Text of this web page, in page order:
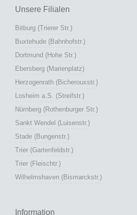
Unsere Filialen
Bitburg (Trierer Str.)
Buxtehude (Bahnhofstr.)
Dortmund (Hohe Str.)
Ebersberg (Marienplatz)
Herzogenrath (Bicherouxstr.)
Losheim a.S. (Streifstr.)
Nürnberg (Rothenburger Str.)
Sankt Wendel (Luisenstr.)
Stade (Bungenstr.)
Trier (Gartenfeldstr.)
Trier (Fleischtr.)
Wilhelmshaven (Bismarckstr.)
Information